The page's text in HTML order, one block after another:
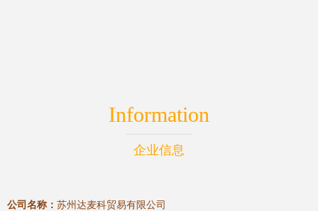
Information
企业信息
公司名称： 苏州达麦科贸易有限公司